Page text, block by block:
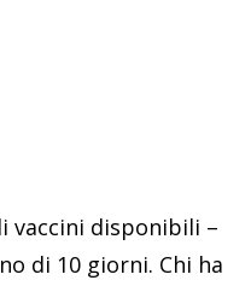
vaccini disponibili –
di 10 giorni. Chi ha